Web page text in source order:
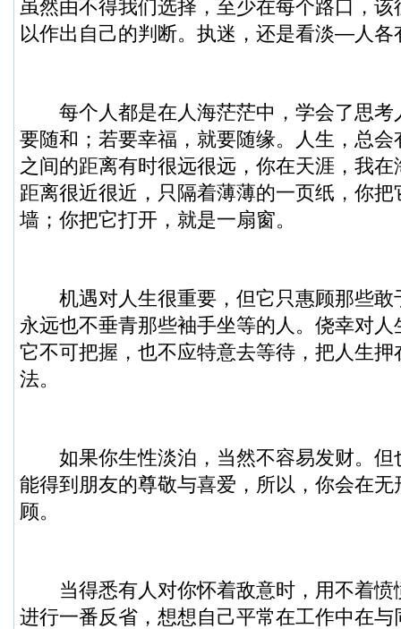
虽然由不得我们选择，至少在每个路口，
以作出自己的判断。执迷，还是看淡—人各
每个人都是在人海茫茫中，学会了思考
要随和；若要幸福，就要随缘。人生，总
之间的距离有时很远很远，你在天涯，我
距离很近很近，只隔着薄薄的一页纸，你
墙；你把它打开，就是一扇窗。
机遇对人生很重要，但它只惠顾那些敢
永远也不垂青那些袖手坐等的人。侥幸对
它不可把握，也不应特意去等待，把人生
法。
如果你生性淡泊，当然不容易发财。但
能得到朋友的尊敬与喜爱，所以，你会在
顾。
当得悉有人对你怀着敌意时，用不着愤
进行一番反省，想想自己平常在工作中在